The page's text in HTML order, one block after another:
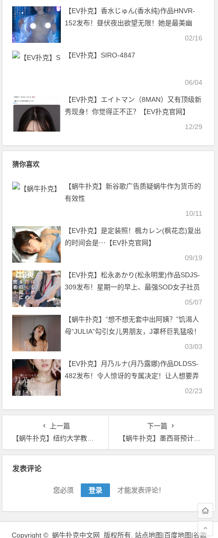
【EV扑克】香水じゅん(香水纯)作品HNVR-
152发布！昼伏夜出欲望无限！她是最美幽
02/16
【EV扑克】SIRO-4847
06/04
【EV扑克】エイトマン（8MAN）又有顶级新
秀现身！你觉得正不正？【EV扑克官网】
12/29
猜你喜欢
【蜗牛扑克】新谷歌广告质疑蜗牛作为货币的
有效性
10/11
【EV扑克】是定装照！楓カレン(枫花恋)复出
的时间会是⋯【EV扑克官网】
09/19
【EV扑克】松永あかり(松永明里)作品SDJS-
309发布！星期一的早上、最强SOD女子社员
05/07
【蜗牛扑克】“想不想无套中出阿姨？”饥渴人
母“JULIA”勾引女儿男朋友，J罩杯巨乳猛吸！
03/03
【EV扑克】月乃ルナ(月乃露娜)作品DLDSS-
482发布！令人惊讶的专属决定！让人想要弄
02/23
上一篇
【蜗牛扑克】纽约大学教授：蜗牛不是对金融危机的回应
下一篇
【蜗牛扑克】墨西哥预计有73家金融科技公司提请虚拟货币等金融服务业务
发表评论
您必须 登录 才能发表评论！
Copyright © 蜗牛扑克中文网 版权所有. 站点地图|百度地图|谷歌